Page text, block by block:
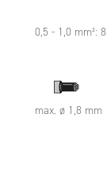
0,5 - 1,0 mm²:
max. ø 1,8 mm